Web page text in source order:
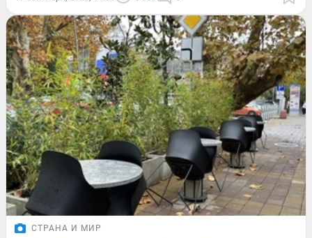
СТРАНА И МИР